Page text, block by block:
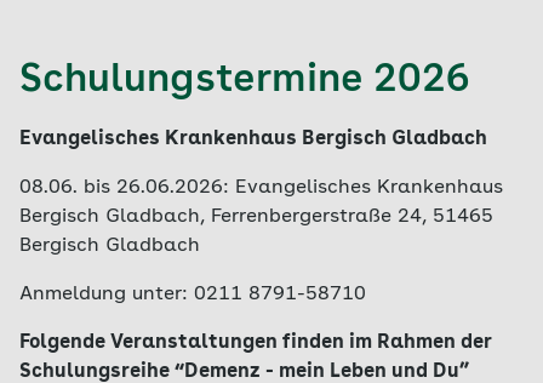
Schulungstermine 2026
Evangelisches Krankenhaus Bergisch Gladbach
08.06. bis 26.06.2026: Evangelisches Krankenhaus
Bergisch Gladbach, Ferrenbergerstraße 24, 51465
Bergisch Gladbach
Anmeldung unter: 0211 8791-58710
Folgende Veranstaltungen finden im Rahmen der
Schulungsreihe “Demenz - mein Leben und Du”